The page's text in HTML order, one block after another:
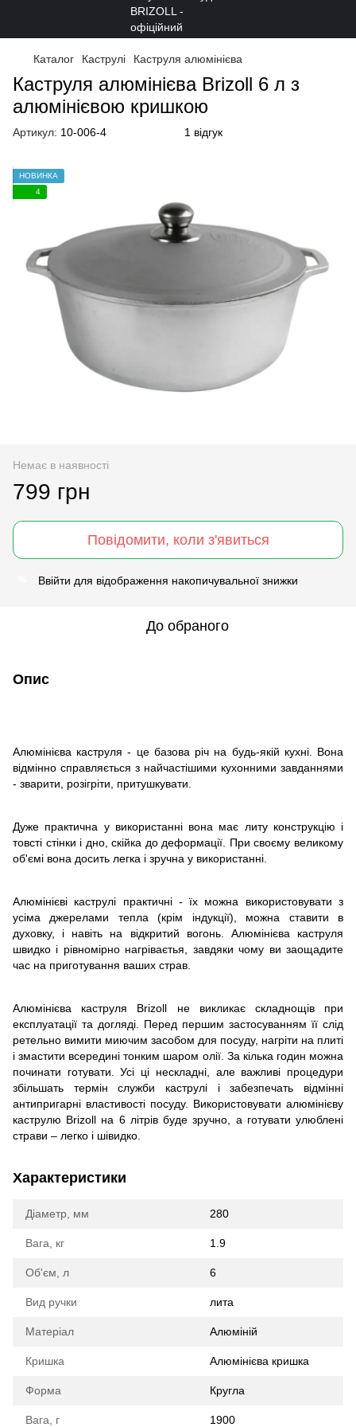
Каталог Каструлі Каструля алюмінієва
Каструля алюмінієва Brizoll 6 л з
алюмінієвою кришкою
Артикул: 10-006-4 1 відгук
НОВИНКА
4
Немає в наявності
799 грн
Повідомити, коли з'явиться
Ввійти для відображення накопичувальної знижки
До обраного
Опис
Алюмінієва каструля - це базова річ на будь-якій кухні. Вона
відмінно справляється з найчастішими кухонними завданнями
- зварити, розігріти, притушкувати.
Дуже практична у використанні вона має литу конструкцію і
товсті стінки і дно, скійка до деформації. При своєму великому
об'ємі вона досить легка і зручна у використанні.
Алюмінієві каструлі практичні - їх можна використовувати з
усіма джерелами тепла (крім індукції), можна ставити в
духовку, і навіть на відкритий вогонь. Алюмінієва каструля
швидко і рівномірно нагріваєтья, завдяки чому ви заощадите
час на приготування ваших страв.
Алюмінієва каструля Brizoll не викликає складнощів при
експлуатації та догляді. Перед першим застосуванням її слід
ретельно вимити миючим засобом для посуду, нагріти на плиті
і змастити всередині тонким шаром олії. За кілька годин можна
починати готувати. Усі ці нескладні, але важливі процедури
збільшать термін служби каструлі і забезпечать відмінні
антипригарні властивості посуду. Використовувати алюмінієву
каструлю Brizoll на 6 літрів буде зручно, а готувати улюблені
страви – легко і шівидко.
Характеристики
Діаметр, мм 280
Вага, кг 1.9
Об'єм, л 6
Вид ручки лита
Матеріал Алюміній
Кришка Алюмінієва кришка
Форма Кругла
Вага, г 1900